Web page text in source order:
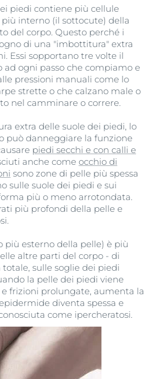
piedi contiene più cellule
interno (il sottocute) della
del corpo. Questo perché i
di una "imbottitura" extra
Essi sopportano tre volte il
ad ogni passo che compiamo e
pressioni manuali come lo
strette o che calzano male o
nel camminare o correre.
extra delle suole dei piedi, lo
può danneggiare la funzione
piedi secchi e con calli e
anche come occhio di
sono zone di pelle più spessa
sulle suole dei piedi e sui
più o meno arrotondata.
più profondi della pelle e
più esterno della pelle) è più
altre parti del corpo - di
sulle soglie dei piedi
la pelle dei piedi viene
frizioni prolungate, aumenta la
diventa spessa e
come ipercheratosi.